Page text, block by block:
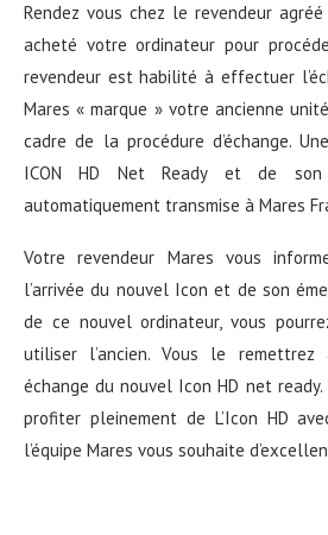
Rendez vous chez le revendeur
acheté votre ordinateur pour
revendeur est habilité à effectuer
Mares « marque » votre ancienne
cadre de la procédure d’échange.
ICON HD Net Ready et de
automatiquement transmise à Mares
Votre revendeur Mares vous
l’arrivée du nouvel Icon et de son
de ce nouvel ordinateur, vous
utiliser l’ancien. Vous le
échange du nouvel Icon HD net ready.
profiter pleinement de L’Icon HD
l’équipe Mares vous souhaite